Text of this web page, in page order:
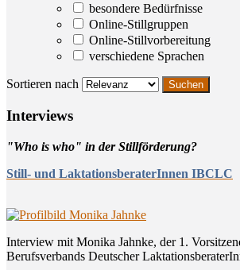
besondere Bedürfnisse
Online-Stillgruppen
Online-Stillvorbereitung
verschiedene Sprachen
Sortieren nach
Inter­views
"Who is who" in der Stillförderung?
Still- und LaktationsberaterInnen IBCLC
Interview mit Monika Jahnke, der 1.
Berufsverbands Deutscher